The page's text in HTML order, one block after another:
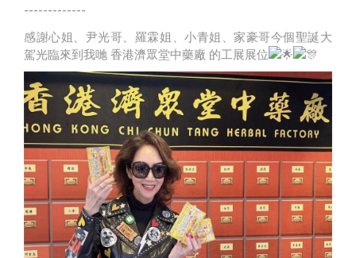
-------------
感謝心姐、尹光哥、羅霖姐、小青姐、家豪哥今個聖誕大
駕光臨來到我哋 香港濟眾堂中藥廠 的工展展位